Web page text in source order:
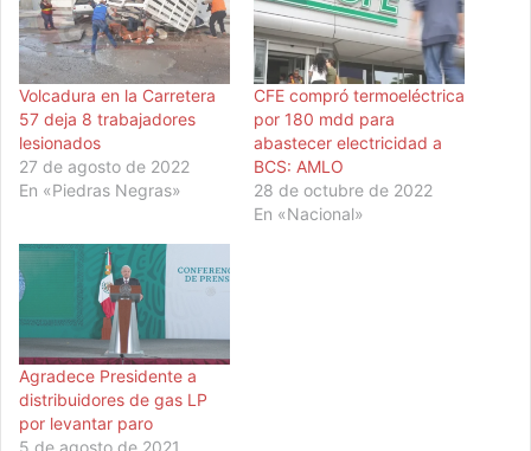
Volcadura en la Carretera
57 deja 8 trabajadores
lesionados
27 de agosto de 2022
En «Piedras Negras»
CFE compró termoeléctrica
por 180 mdd para
abastecer electricidad a
BCS: AMLO
28 de octubre de 2022
En «Nacional»
Agradece Presidente a
distribuidores de gas LP
por levantar paro
5 de agosto de 2021